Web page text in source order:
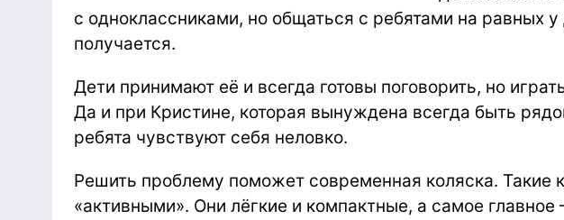
с одноклассниками, но общаться с ребятами на равных
получается.
Дети принимают её и всегда готовы поговорить, но
Да и при Кристине, которая вынуждена всегда быть
ребята чувствуют себя неловко.
Решить проблему поможет современная коляска. Такие
«активными». Они лёгкие и компактные, а самое